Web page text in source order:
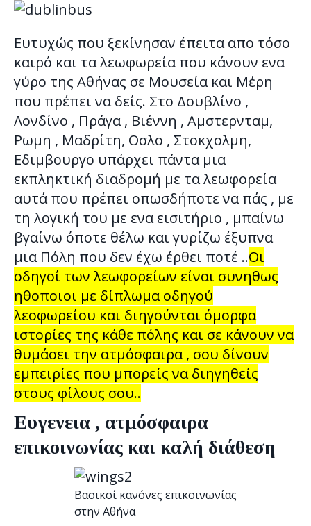
Ευτυχώς που ξεκίνησαν έπειτα απο τόσο
καιρό και τα λεωφωρεία που κάνουν ενα
γύρο της Αθήνας σε Μουσεία και Μέρη
που πρέπει να δείς. Στο Δουβλίνο ,
Λονδίνο , Πράγα , Βιέννη , Αμστερνταμ,
Ρωμη , Μαδρίτη, Οσλο , Στοκχολμη,
Εδιμβουργο υπάρχει πάντα μια
εκπληκτική διαδρομή με τα λεωφορεία
αυτά που πρέπει οπωσδήποτε να πάς , με
τη λογική του με ενα εισιτήριο , μπαίνω
βγαίνω όποτε θέλω και γυρίζω έξυπνα
μια Πόλη που δεν έχω έρθει ποτέ ..Οι
οδηγοί των λεωφορείων είναι συνηθως
ηθοποιοι με δίπλωμα οδηγού
λεοφωρείου και διηγούνται όμορφα
ιστορίες της κάθε πόλης και σε κάνουν να
θυμάσει την ατμόσφαιρα , σου δίνουν
εμπειρίες που μπορείς να διηγηθείς
στους φίλους σου..
Ευγενεια , ατμόσφαιρα
επικοινωνίας και καλή διάθεση
Βασικοί κανόνες επικοινωνίας
στην Αθήνα